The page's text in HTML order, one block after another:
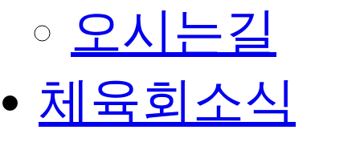
오시는길
체육회소식